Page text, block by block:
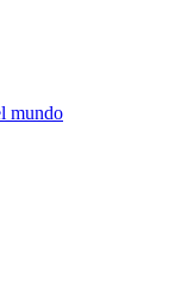
mundo